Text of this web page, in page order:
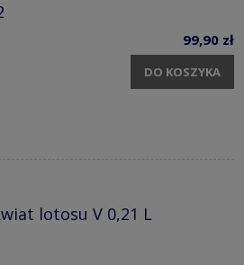
99,90 zł
DO KOSZYKA
lotosu V 0,21 L